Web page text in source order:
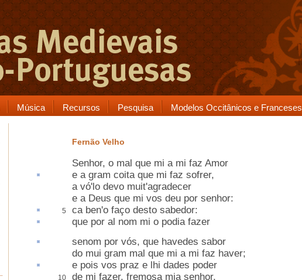
Música Recursos Pesquisa Modelos Occitânicos e Franceses
Fernão Velho
Senhor, o mal que mi a mi faz Amor
e a gram coita que mi faz sofrer,
a vó'lo devo muit'agradecer
e a Deus que mi vos deu por senhor:
5 ca ben'o faço desto sabedor:
que por al nom mi o podia fazer
senom por vós, que havedes sabor
do mui gram mal que mi a mi faz haver;
e pois vos praz e lhi dades poder
10
de mi fazer, fremosa mia senhor,